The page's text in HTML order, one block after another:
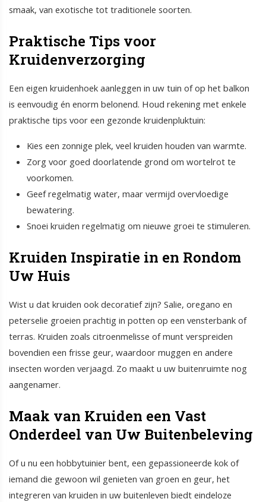
smaak, van exotische tot traditionele soorten.
Praktische Tips voor
Kruidenverzorging
Een eigen kruidenhoek aanleggen in uw tuin of op het balkon
is eenvoudig én enorm belonend. Houd rekening met enkele
praktische tips voor een gezonde kruidenpluktuin:
Kies een zonnige plek, veel kruiden houden van warmte.
Zorg voor goed doorlatende grond om wortelrot te
voorkomen.
Geef regelmatig water, maar vermijd overvloedige
bewatering.
Snoei kruiden regelmatig om nieuwe groei te stimuleren.
Kruiden Inspiratie in en Rondom
Uw Huis
Wist u dat kruiden ook decoratief zijn? Salie, oregano en
peterselie groeien prachtig in potten op een vensterbank of
terras. Kruiden zoals citroenmelisse of munt verspreiden
bovendien een frisse geur, waardoor muggen en andere
insecten worden verjaagd. Zo maakt u uw buitenruimte nog
aangenamer.
Maak van Kruiden een Vast
Onderdeel van Uw Buitenbeleving
Of u nu een hobbytuinier bent, een gepassioneerde kok of
iemand die gewoon wil genieten van groen en geur, het
integreren van kruiden in uw buitenleven biedt eindeloze